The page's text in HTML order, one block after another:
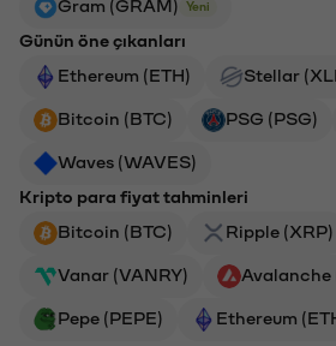
Gram (GRAM)
Yeni
Günün öne çıkanları
Ethereum (ETH)
Stellar
Bitcoin (BTC) PSG (PSG)
Waves (WAVES)
Kripto para fiyat tahminleri
Bitcoin (BTC)
Ripple (XRP)
Vanar (VANRY) Avalanche
Pepe (PEPE) Ethereum